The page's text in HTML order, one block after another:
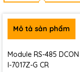
Mô tả sản phẩm
Module RS-485
I-7017Z-G CR